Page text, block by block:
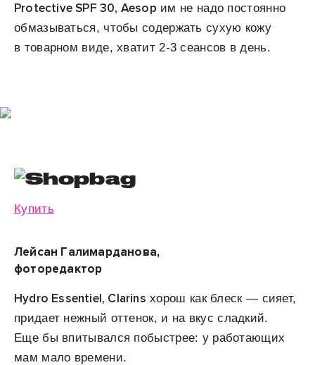
Protective SPF 30, Aesop им не надо постоянно
обмазываться, чтобы содержать сухую кожу
в товарном виде, хватит 2-3 сеансов в день.
Купить
Лейсан Галимарданова,
фоторедактор
Hydro Essentiel, Clarins хорош как блеск — сияет,
придает нежный оттенок, и на вкус сладкий.
Еще бы впитывался побыстрее: у работающих
мам мало времени.